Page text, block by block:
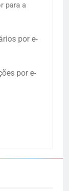
para a
por e-
por e-